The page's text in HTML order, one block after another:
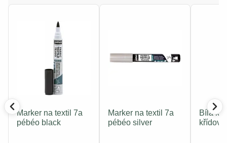
Marker na textil 7a
pébéo black
Marker na textil 7a
pébéo silver
Bílá